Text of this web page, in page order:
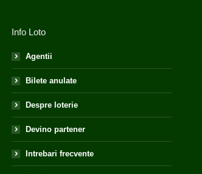
Info Loto
Agentii
Bilete anulate
Despre loterie
Devino partener
Intrebari frecvente